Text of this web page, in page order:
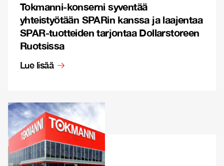
Tokmanni-konserni syventää
yhteistyötään SPARin kanssa ja laajentaa
SPAR-tuotteiden tarjontaa Dollarstoreen
Ruotsissa
Lue lisää